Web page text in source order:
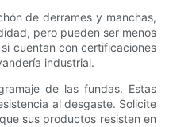
de derrames y manchas,
pero pueden ser menos
cuentan con certificaciones
industrial.
de las fundas. Estas
al desgaste. Solicite
sus productos resisten en